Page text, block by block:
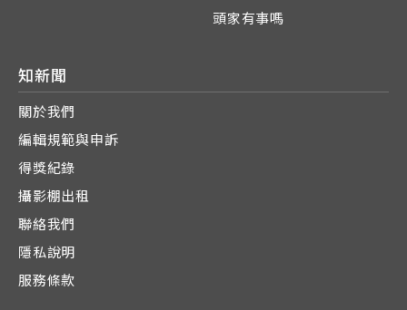
頭家有事嗎
知新聞
關於我們
編輯規範與申訴
得獎紀錄
攝影棚出租
聯絡我們
隱私說明
服務條款